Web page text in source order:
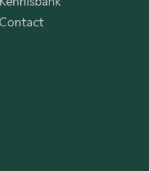
Contact